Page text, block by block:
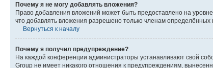
Почему я не могу добавлять вложения?
Право добавления вложений может быть предоставлено на
что добавлять вложения разрешено только членам
Вернуться к началу
Почему я получил предупреждение?
На каждой конференции администраторы устанавливают свой
Group не имеет никакого отношения к предупреждениям,